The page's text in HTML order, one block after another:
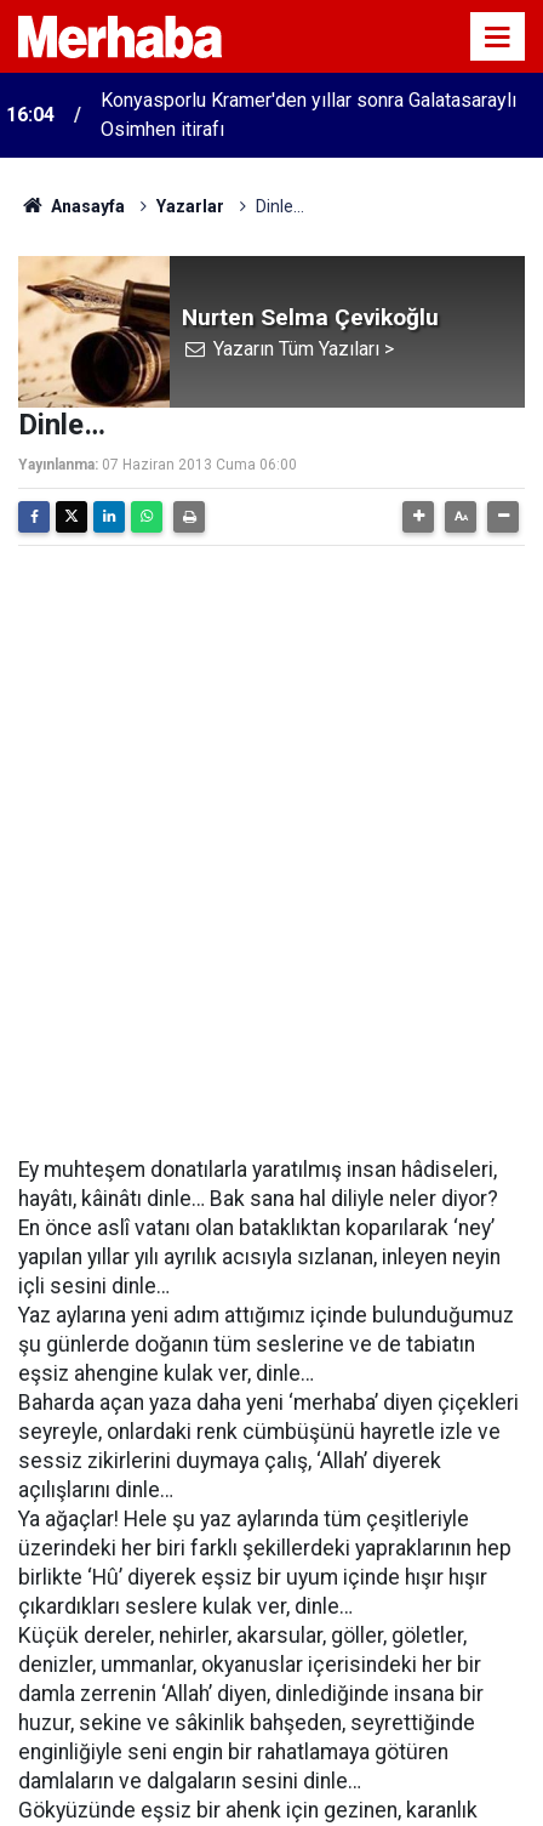
16:04
Konyasporlu Kramer'den yıllar sonra Galatasaraylı
Osimhen itirafı
Anasayfa Yazarlar Dinle…
Nurten Selma Çevikoğlu
Yazarın Tüm Yazıları >
Dinle…
Yayınlanma: 07 Haziran 2013 Cuma 06:00
Ey muhteşem donatılarla yaratılmış insan hâdiseleri,
hayâtı, kâinâtı dinle… Bak sana hal diliyle neler diyor?
En önce aslî vatanı olan bataklıktan koparılarak ‘ney’
yapılan yıllar yılı ayrılık acısıyla sızlanan, inleyen neyin
içli sesini dinle…
Yaz aylarına yeni adım attığımız içinde bulunduğumuz
şu günlerde doğanın tüm seslerine ve de tabiatın
eşsiz ahengine kulak ver, dinle…
Baharda açan yaza daha yeni ‘merhaba’ diyen çiçekleri
seyreyle, onlardaki renk cümbüşünü hayretle izle ve
sessiz zikirlerini duymaya çalış, ‘Allah’ diyerek
açılışlarını dinle…
Ya ağaçlar! Hele şu yaz aylarında tüm çeşitleriyle
üzerindeki her biri farklı şekillerdeki yapraklarının hep
birlikte ‘Hû’ diyerek eşsiz bir uyum içinde hışır hışır
çıkardıkları seslere kulak ver, dinle…
Küçük dereler, nehirler, akarsular, göller, göletler,
denizler, ummanlar, okyanuslar içerisindeki her bir
damla zerrenin ‘Allah’ diyen, dinlediğinde insana bir
huzur, sekine ve sâkinlik bahşeden, seyrettiğinde
enginliğiyle seni engin bir rahatlamaya götüren
damlaların ve dalgaların sesini dinle…
Gökyüzünde eşsiz bir ahenk için gezinen, karanlık